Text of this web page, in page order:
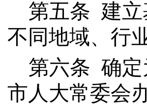
第五条 建
不同地域、行
第六条 确
市人大常委会